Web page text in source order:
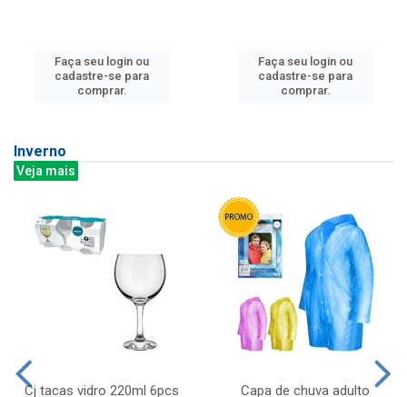
Faça seu login ou
cadastre-se para
comprar.
Faça seu login ou
cadastre-se para
comprar.
Inverno
Veja mais
Cj tacas vidro 220ml 6pcs
Capa de chuva adulto